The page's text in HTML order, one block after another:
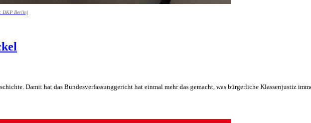
DKP Berlin)
Damit hat das Bundesverfassunggericht hat einmal mehr das gemacht, was bürgerliche Klassenjustiz